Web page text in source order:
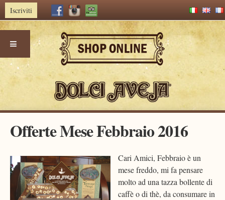
Iscriviti
Offerte Mese Febbraio 2016
Cari Amici, Febbraio è un
mese freddo, mi fa pensare
molto ad una tazza bollente di
caffè o di thè, da consumare in